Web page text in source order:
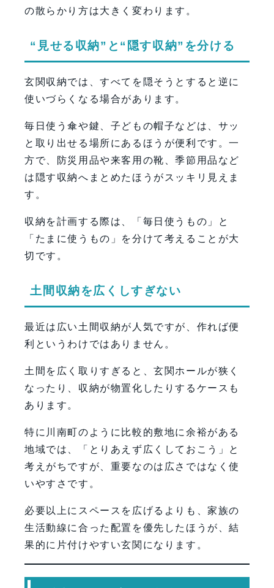
の散らかり方は大きく変わります。
“見せる収納”と“隠す収納”を分ける
玄関収納では、すべてを隠そうとすると逆に
使いづらくなる場合があります。
毎日使う傘や鍵、子どもの帽子などは、サッ
と取り出せる場所にあるほうが便利です。一
方で、防災用品や来客用の靴、季節用品など
は隠す収納へまとめたほうがスッキリ見えま
す。
収納を計画する際は、「毎日使うもの」と
「たまに使うもの」を分けて考えることが大
切です。
土間収納を広くしすぎない
最近は広い土間収納が人気ですが、作れば便
利というわけではありません。
土間を広く取りすぎると、玄関ホールが狭く
なったり、収納が物置化したりするケースも
あります。
特に川南町のように比較的敷地に余裕がある
地域では、「とりあえず広くしておこう」と
考えがちですが、重要なのは広さではなく使
いやすさです。
必要以上にスペースを広げるよりも、家族の
生活動線に合った配置を優先したほうが、結
果的に片付けやすい玄関になります。